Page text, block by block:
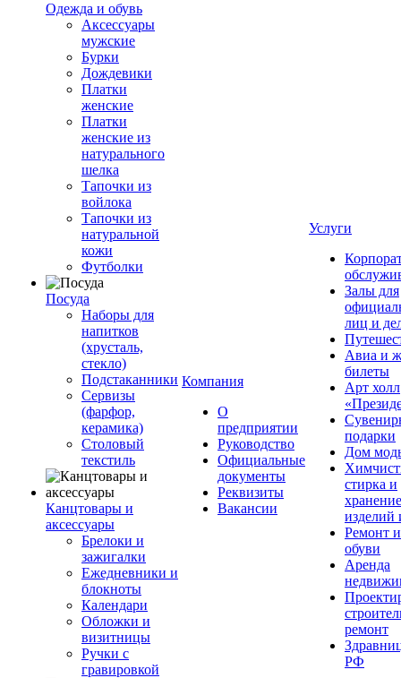
Одежда и обувь
Аксессуары
мужские
Бурки
Дождевики
Платки
женские
Платки
женские из
натурального
шелка
Тапочки из
войлока
Тапочки из
натуральной
кожи
Футболки
Посуда
Наборы для
напитков
(хрусталь,
стекло)
Подстаканники
Сервизы
(фарфор,
керамика)
Столовый
текстиль
Канцтовары и
аксессуары
Брелоки и
зажигалки
Ежедневники и
блокноты
Календари
Обложки и
визитницы
Ручки с
гравировкой
Компания
О
предприятии
Руководство
Официальные
документы
Реквизиты
Вакансии
Услуги
Залы для
лиц и
Авиа и
билеты
Арт холл
подарки
Дом
стирка и
хранение
изделий
Ремонт
обуви
Аренда
ремонт
РФ